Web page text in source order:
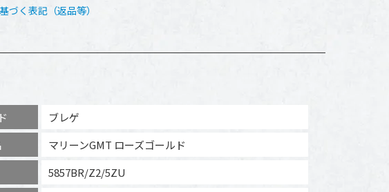
づく表記（返品等）
ブレゲ
マリーンGMT ローズゴールド
5857BR/Z2/5ZU